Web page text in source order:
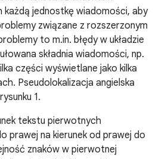
każdą jednostkę wiadomości, aby
związane z rozszerzonym
to m.in. błędy w układzie
składnia wiadomości, np.
części wyświetlane jako kilka
Pseudolokalizacja angielska
1.
tekstu pierwotnych
prawej na kierunek od prawej do
znaków w pierwotnej